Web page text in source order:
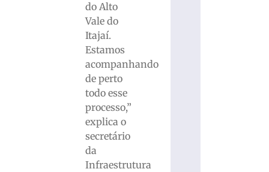
do Alto
Vale do
Itajaí.
Estamos
acompanhando
de perto
todo esse
processo,”
explica o
secretário
da
Infraestrutura